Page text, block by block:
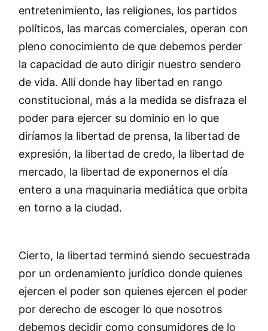
entretenimiento, las religiones, los partidos
políticos, las marcas comerciales, operan con
pleno conocimiento de que debemos perder
la capacidad de auto dirigir nuestro sendero
de vida. Allí donde hay libertad en rango
constitucional, más a la medida se disfraza el
poder para ejercer su dominio en lo que
diríamos la libertad de prensa, la libertad de
expresión, la libertad de credo, la libertad de
mercado, la libertad de exponernos el día
entero a una maquinaria mediática que orbita
en torno a la ciudad.
Cierto, la libertad terminó siendo secuestrada
por un ordenamiento jurídico donde quienes
ejercen el poder son quienes ejercen el poder
por derecho de escoger lo que nosotros
debemos decidir como consumidores de lo